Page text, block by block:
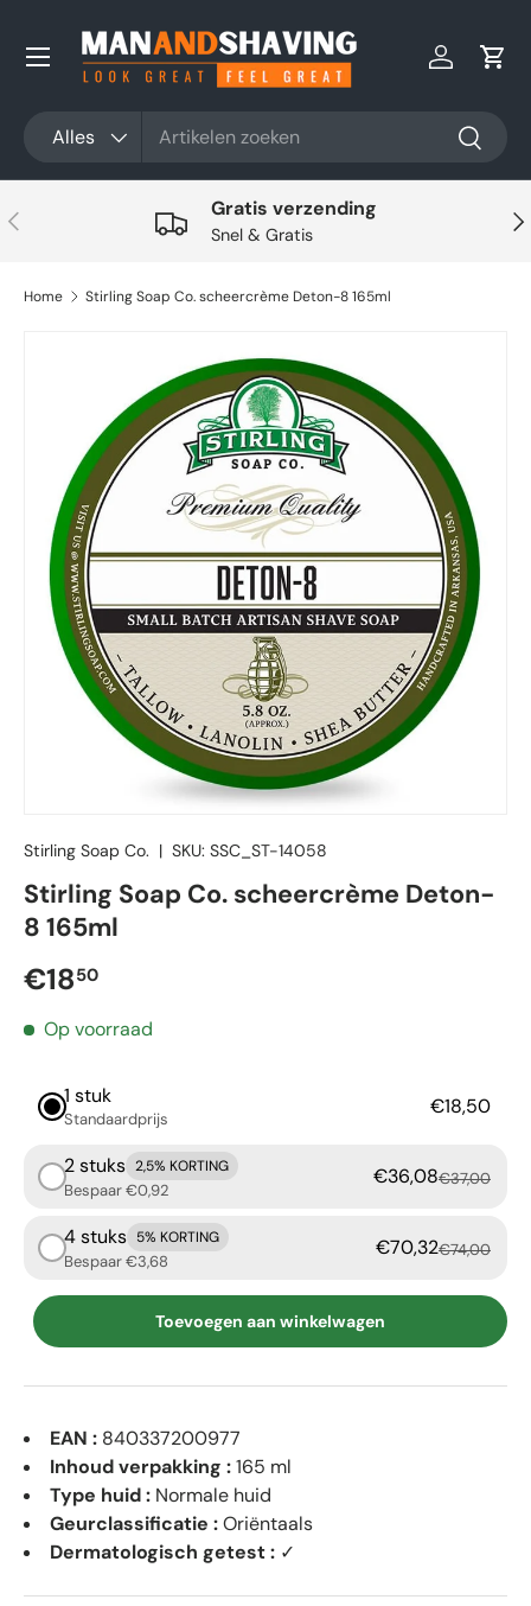
Ga naar inhoud
Alles Zoeken
Inloggen
Vorige Gratis verzending
Snel & Gratis
Home Stirling Soap Co. scheercrème Deton-8 165ml
Ga direct naar productinformatie
Stirling Soap Co. | SKU: SSC_ST-14058
Stirling Soap Co. scheercrème Deton-
8 165ml
Reguliere prijs
€1850
Op voorraad
1 stuk
Standaardprijs
€18,50
2 stuks 2,5% KORTING
Bespaar €0,92
€36,08€37,00
4 stuks 5% KORTING
Bespaar €3,68
€70,32€74,00
Toevoegen aan winkelwagen
EAN : 840337200977
Inhoud verpakking :165 ml
Type huid : Normale huid
Geurclassificatie :Oriëntaals
Dermatologisch getest : ✓